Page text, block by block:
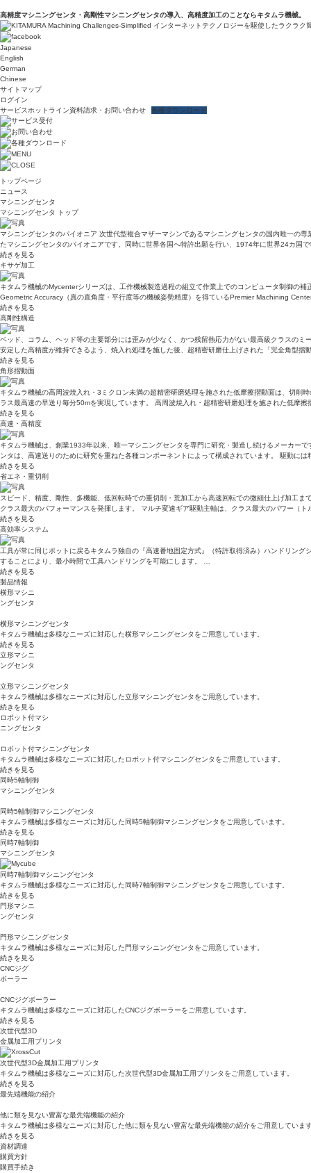
高精度マシニングセンタ・高剛性マシニングセンタの導入、高精度加工のことならキタムラ機械。
Japanese
English
German
Chinese
サイトマップ
ログイン
サービスホットライン資料請求・お問い合わせ 各種ダウンロード
トップページ
ニュース
マシニングセンタ
マシニングセンタ トップ
マシニングセンタのパイオニア 次世代型複合マザーマシンであるマシニングセンタの国内唯一の
たマシニングセンタのパイオニアです。同時に世界各国へ特許出願を行い、1974年に世界24カ国
続きを見る
キサゲ加工
キタムラ機械のMycenterシリーズは、工作機械製造過程の組立て作業上でのコンピュータ制御の
Geometric Accuracy（真の直角度・平行度等の機械姿勢精度）を得ているPremier Machining
続きを見る
高剛性構造
ベッド、コラム、ヘッド等の主要部分には歪みが少なく、かつ残留熱応力がない最高級クラスの
安定した高精度が維持できるよう、焼入れ処理を施した後、超精密研磨仕上げされた「完全角型
続きを見る
角形摺動面
キタムラ機械の高周波焼入れ・3ミクロン未満の超精密研磨処理を施された低摩擦摺動面は、切
ラス最高速の早送り毎分50mを実現しています。 高周波焼入れ・超精密研磨処理を施された低摩
続きを見る
高速・高精度
キタムラ機械は、創業1933年以来、唯一マシニングセンタを専門に研究・製造し続けるメーカー
ンタは、高速送りのために研究を重ねた各種コンポーネントによって構成されています。 駆動に
続きを見る
省エネ・重切削
スピード、精度、剛性、多機能、低回転時での重切削・荒加工から高速回転での微細仕上げ加工
クラス最大のパフォーマンスを発揮します。 マルチ変速ギア駆動主軸は、クラス最大のパワー（
続きを見る
高効率システム
工具が常に同じポットに戻るキタムラ独自の『高速番地固定方式』（特許取得済み）ハンドリン
することにより、最小時間で工具ハンドリングを可能にします。 …
続きを見る
製品情報
横形マシニ
ングセンタ
横形マシニングセンタ
キタムラ機械は多様なニーズに対応した横形マシニングセンタをご用意しています。
続きを見る
立形マシニ
ングセンタ
立形マシニングセンタ
キタムラ機械は多様なニーズに対応した立形マシニングセンタをご用意しています。
続きを見る
ロボット付マシ
ニングセンタ
ロボット付マシニングセンタ
キタムラ機械は多様なニーズに対応したロボット付マシニングセンタをご用意しています。
続きを見る
同時5軸制御
マシニングセンタ
同時5軸制御マシニングセンタ
キタムラ機械は多様なニーズに対応した同時5軸制御マシニングセンタをご用意しています。
続きを見る
同時7軸制御
マシニングセンタ
同時7軸制御マシニングセンタ
キタムラ機械は多様なニーズに対応した同時7軸制御マシニングセンタをご用意しています。
続きを見る
門形マシニ
ングセンタ
門形マシニングセンタ
キタムラ機械は多様なニーズに対応した門形マシニングセンタをご用意しています。
続きを見る
CNCジグ
ボーラー
CNCジグボーラー
キタムラ機械は多様なニーズに対応したCNCジグボーラーをご用意しています。
続きを見る
次世代型3D
金属加工用プリンタ
次世代型3D金属加工用プリンタ
キタムラ機械は多様なニーズに対応した次世代型3D金属加工用プリンタをご用意しています。
続きを見る
最先端機能の紹介
他に類を見ない豊富な最先端機能の紹介
キタムラ機械は多様なニーズに対応した他に類を見ない豊富な最先端機能の紹介をご用意していま
続きを見る
資材調達
購買方針
購買手続き